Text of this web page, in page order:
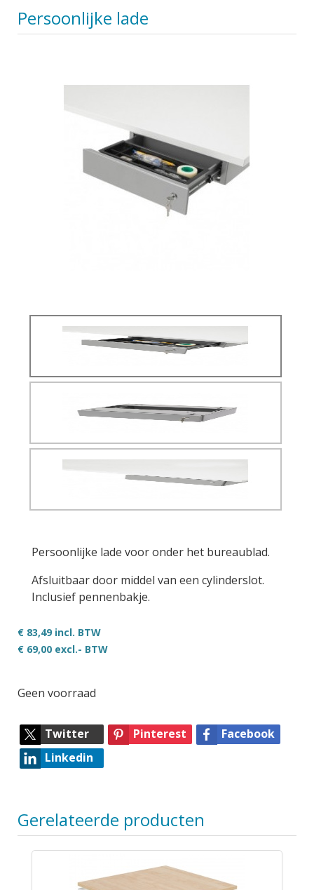
Persoonlijke lade
Persoonlijke lade voor onder het bureaublad.
Afsluitbaar door middel van een cylinderslot.
Inclusief pennenbakje.
€ 83,49 incl. BTW
€ 69,00 excl.- BTW
Geen voorraad
Twitter Pinterest
Facebook
Linkedin
Gerelateerde producten